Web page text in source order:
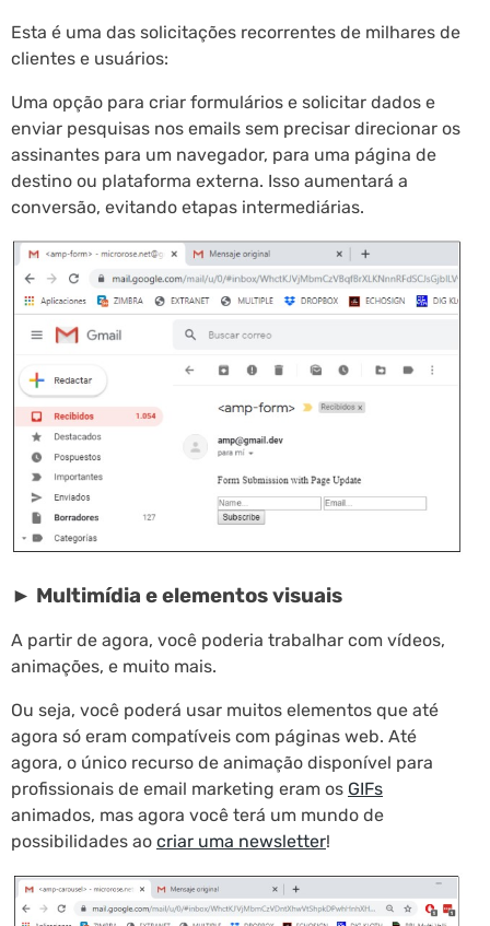
Esta é uma das solicitações recorrentes de milhares de
clientes e usuários:
Uma opção para criar formulários e solicitar dados e
enviar pesquisas nos emails sem precisar direcionar os
assinantes para um navegador, para uma página de
destino ou plataforma externa. Isso aumentará a
conversão, evitando etapas intermediárias.
► Multimídia e elementos visuais
A partir de agora, você poderia trabalhar com vídeos,
animações, e muito mais.
Ou seja, você poderá usar muitos elementos que até
agora só eram compatíveis com páginas web. Até
agora, o único recurso de animação disponível para
profissionais de email marketing eram os GIFs
animados, mas agora você terá um mundo de
possibilidades ao criar uma newsletter!